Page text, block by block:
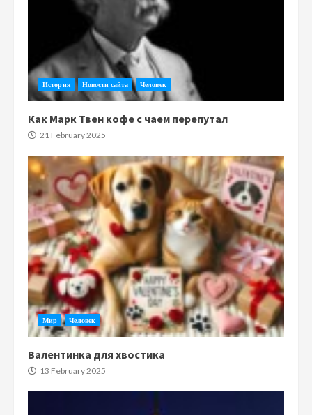
История Новости сайта Человек
Как Марк Твен кофе с чаем перепутал
21 February 2025
Мир Человек
Валентинка для хвостика
13 February 2025